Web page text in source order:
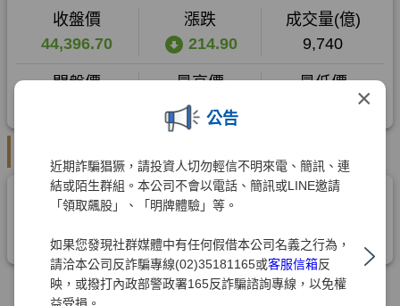
×
公告
近期詐騙猖獗，請投資人切勿輕信不明來電、簡訊、連
結或陌生群組。本公司不會以電話、簡訊或LINE邀請
「領取飆股」、「明牌體驗」等。
如果您發現社群媒體中有任何假借本公司名義之行為，
請洽本公司反詐騙專線(02)35181165或客服信箱反
映，或撥打內政部警政署165反詐騙諮詢專線，以免權